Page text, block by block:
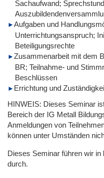
Sachaufwand;
Aufgaben und
Unterrichtungsanspruch;
Beteiligungsrechte
Zusammenarbeit mit dem
BR; Teilnahme- und
Beschlüssen
Errichtung und
HINWEIS: Dieses Seminar
Bereich der IG Metall
Anmeldungen von
können unter Umständen
Dieses Seminar führen wir in
durch.